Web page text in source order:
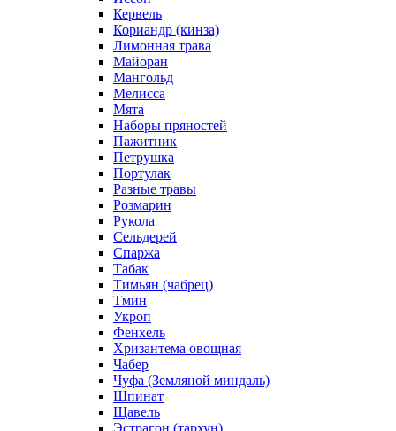
Кервель
Кориандр (кинза)
Лимонная трава
Майоран
Мангольд
Мелисса
Мята
Наборы пряностей
Пажитник
Петрушка
Портулак
Разные травы
Розмарин
Рукола
Сельдерей
Спаржа
Табак
Тимьян (чабрец)
Тмин
Укроп
Фенхель
Хризантема овощная
Чабер
Чуфа (Земляной миндаль)
Шпинат
Щавель
Эстрагон (тархун)